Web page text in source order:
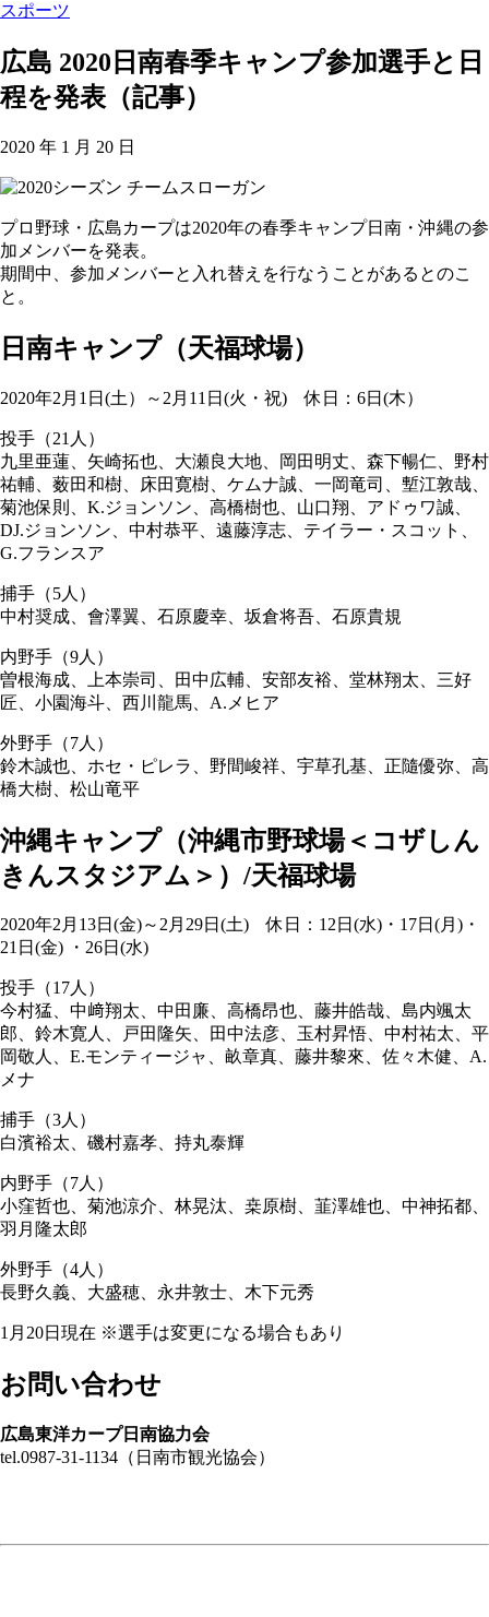
スポーツ
広島 2020日南春季キャンプ参加選手と日
程を発表（記事）
2020 年 1 月 20 日
プロ野球・広島カープは2020年の春季キャンプ日南・沖縄の参
加メンバーを発表。
期間中、参加メンバーと入れ替えを行なうことがあるとのこ
と。
日南キャンプ（天福球場）
2020年2月1日(土）～2月11日(火・祝) 休日：6日(木）
投手（21人）
九里亜蓮、矢崎拓也、大瀬良大地、岡田明丈、森下暢仁、野村
祐輔、薮田和樹、床田寛樹、ケムナ誠、一岡竜司、塹江敦哉、
菊池保則、K.ジョンソン、高橋樹也、山口翔、アドゥワ誠、
DJ.ジョンソン、中村恭平、遠藤淳志、テイラー・スコット、
G.フランスア
捕手（5人）
中村奨成、會澤翼、石原慶幸、坂倉将吾、石原貴規
内野手（9人）
曽根海成、上本崇司、田中広輔、安部友裕、堂林翔太、三好
匠、小園海斗、西川龍馬、A.メヒア
外野手（7人）
鈴木誠也、ホセ・ピレラ、野間峻祥、宇草孔基、正隨優弥、高
橋大樹、松山竜平
沖縄キャンプ（沖縄市野球場＜コザしん
きんスタジアム＞）/天福球場
2020年2月13日(金)～2月29日(土) 休日：12日(水)・17日(月)・
21日(金) ・26日(水)
投手（17人）
今村猛、中﨑翔太、中田廉、高橋昂也、藤井皓哉、島内颯太
郎、鈴木寛人、戸田隆矢、田中法彦、玉村昇悟、中村祐太、平
岡敬人、E.モンティージャ、畝章真、藤井黎來、佐々木健、A.
メナ
捕手（3人）
白濱裕太、磯村嘉孝、持丸泰輝
内野手（7人）
小窪哲也、菊池涼介、林晃汰、桒原樹、韮澤雄也、中神拓都、
羽月隆太郎
外野手（4人）
長野久義、大盛穂、永井敦士、木下元秀
1月20日現在 ※選手は変更になる場合もあり
お問い合わせ
広島東洋カープ日南協力会
tel.0987-31-1134（日南市観光協会）